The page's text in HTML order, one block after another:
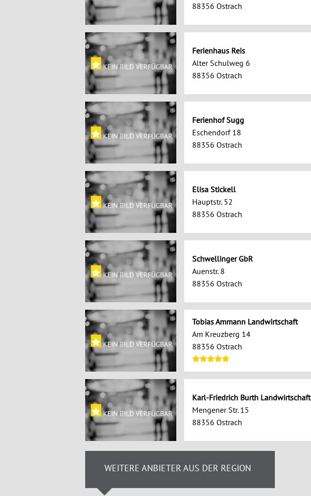
88356 Ostrach
Ferienhaus Reis
Alter Schulweg 6
88356 Ostrach
Ferienhof Sugg
Eschendorf 18
88356 Ostrach
Elisa Stickell
Hauptstr. 52
88356 Ostrach
Schwellinger GbR
Auenstr. 8
88356 Ostrach
Tobias Ammann Landwirtschaft
Am Kreuzberg 14
88356 Ostrach
Karl-Friedrich Burth Landwirtschaft
Mengener Str. 15
88356 Ostrach
WEITERE ANBIETER AUS DER REGION